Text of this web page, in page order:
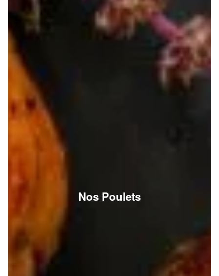
Nos Poulets